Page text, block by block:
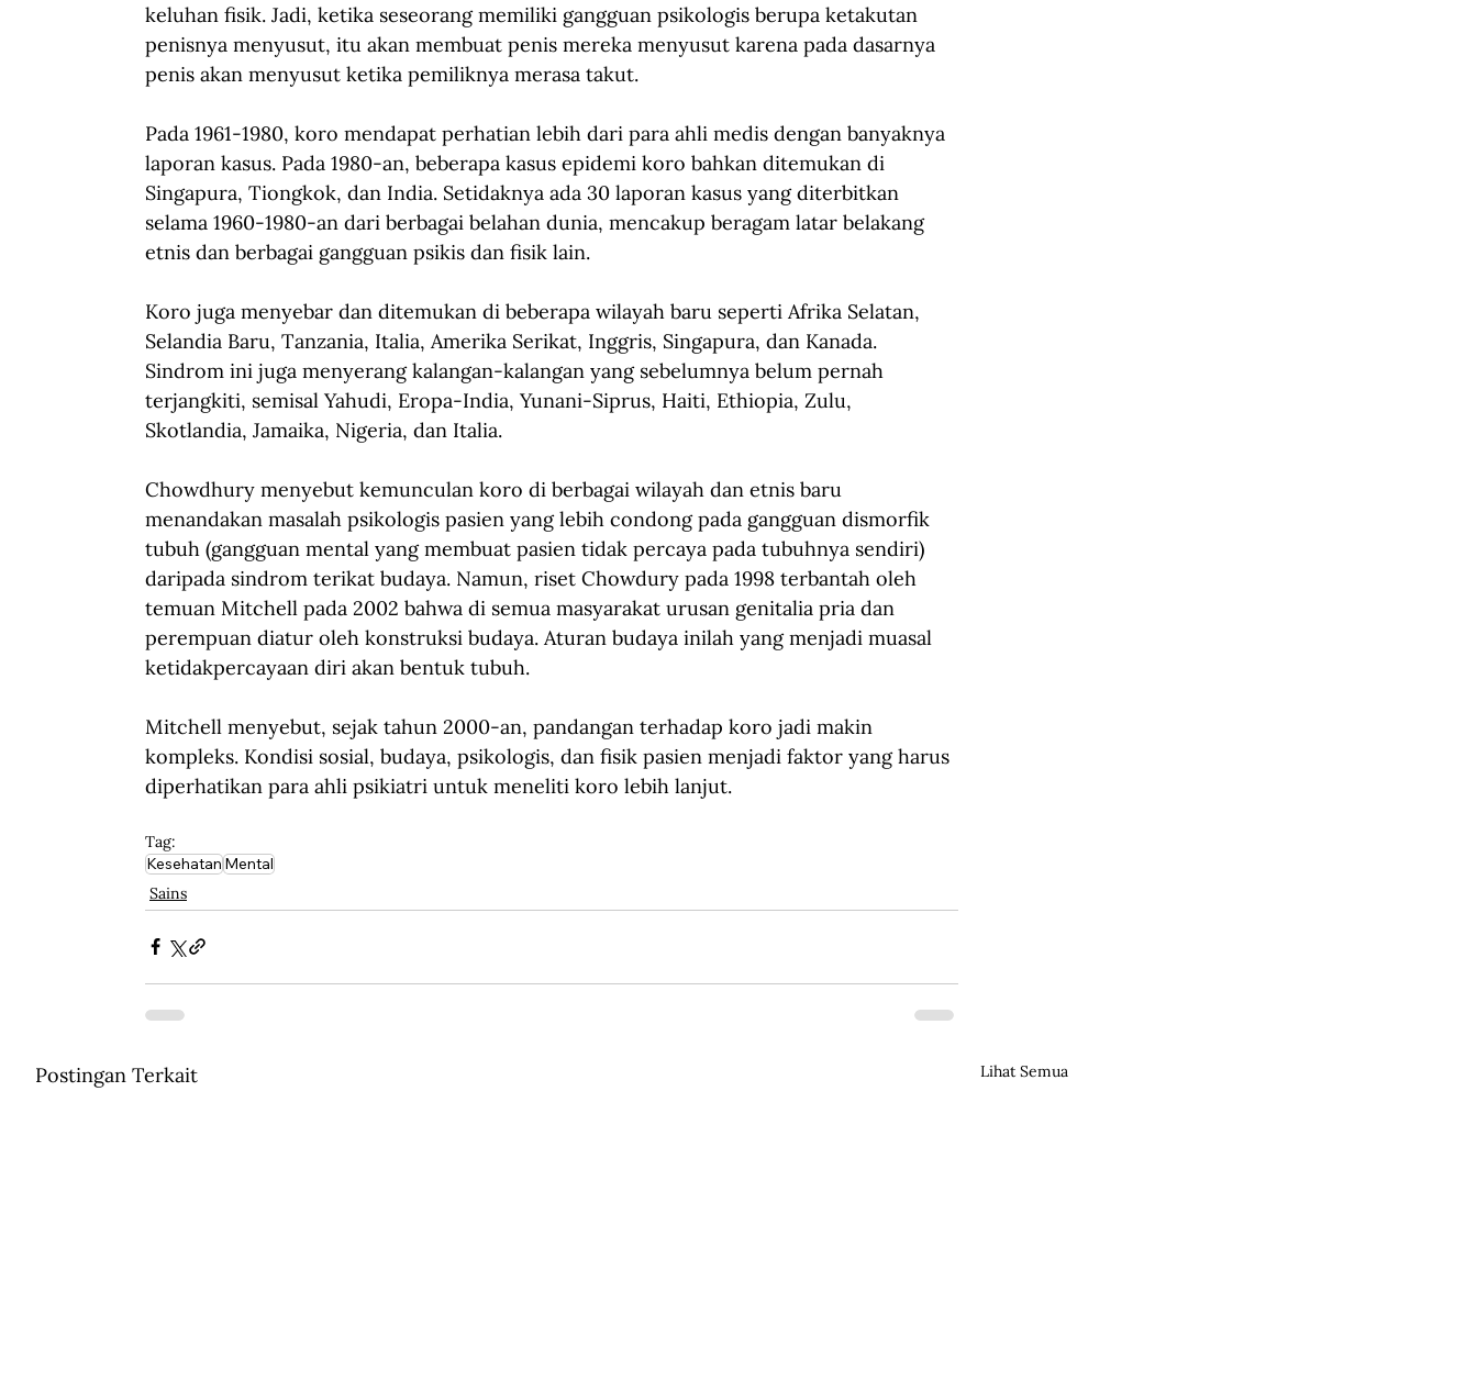
keluhan fisik. Jadi, ketika seseorang memiliki gangguan psikologis berupa ketakutan
penisnya menyusut, itu akan membuat penis mereka menyusut karena pada dasarnya
penis akan menyusut ketika pemiliknya merasa takut.
Pada 1961-1980, koro mendapat perhatian lebih dari para ahli medis dengan banyaknya
laporan kasus. Pada 1980-an, beberapa kasus epidemi koro bahkan ditemukan di
Singapura, Tiongkok, dan India. Setidaknya ada 30 laporan kasus yang diterbitkan
selama 1960-1980-an dari berbagai belahan dunia, mencakup beragam latar belakang
etnis dan berbagai gangguan psikis dan fisik lain.
Koro juga menyebar dan ditemukan di beberapa wilayah baru seperti Afrika Selatan,
Selandia Baru, Tanzania, Italia, Amerika Serikat, Inggris, Singapura, dan Kanada.
Sindrom ini juga menyerang kalangan-kalangan yang sebelumnya belum pernah
terjangkiti, semisal Yahudi, Eropa-India, Yunani-Siprus, Haiti, Ethiopia, Zulu,
Skotlandia, Jamaika, Nigeria, dan Italia.
Chowdhury menyebut kemunculan koro di berbagai wilayah dan etnis baru
menandakan masalah psikologis pasien yang lebih condong pada gangguan dismorfik
tubuh (gangguan mental yang membuat pasien tidak percaya pada tubuhnya sendiri)
daripada sindrom terikat budaya. Namun, riset Chowdury pada 1998 terbantah oleh
temuan Mitchell pada 2002 bahwa di semua masyarakat urusan genitalia pria dan
perempuan diatur oleh konstruksi budaya. Aturan budaya inilah yang menjadi muasal
ketidakpercayaan diri akan bentuk tubuh.
Mitchell menyebut, sejak tahun 2000-an, pandangan terhadap koro jadi makin
kompleks. Kondisi sosial, budaya, psikologis, dan fisik pasien menjadi faktor yang harus
diperhatikan para ahli psikiatri untuk meneliti koro lebih lanjut.
Tag:
KesehatanMental
Sains
Postingan Terkait Lihat Semua